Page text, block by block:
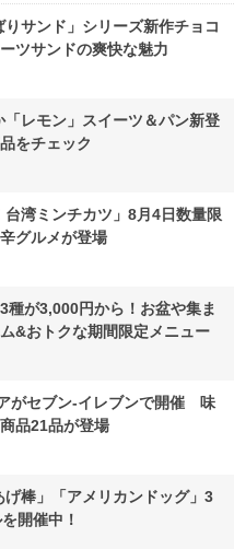
サンド」シリーズ新作チョコ
ツサンドの爽快な魅力
「レモン」スイーツ＆パン新登
をチェック
湾ミンチカツ」8月4日数量限
グルメが登場
種が3,000円から！お盆や集ま
&おトクな期間限定メニュー
がセブン-イレブンで開催 味
品21品が登場
げ棒」「アメリカンドッグ」3
開催中！